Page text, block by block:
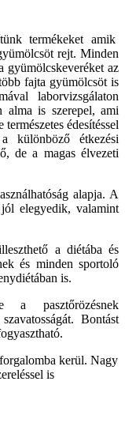
termékeket amik
rejt. Minden
gyümölcskeveréket az
fajta gyümölcsöt is
laborvizsgálaton
alma is szerepel, ami
édesítéssel
különböző étkezési
de a magas élvezeti
alapja. A
elegyedik, valamint
a diétába és
és minden sportoló
is.
a pasztőrözésnek
Bontást
kerül. Nagy
is